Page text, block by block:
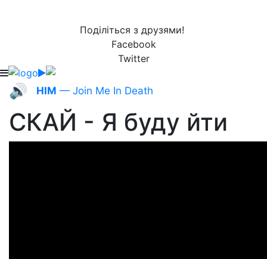
Поділіться з друзями!
Facebook
Twitter
🔊 HIM — Join Me In Death
СКАЙ - Я буду йти